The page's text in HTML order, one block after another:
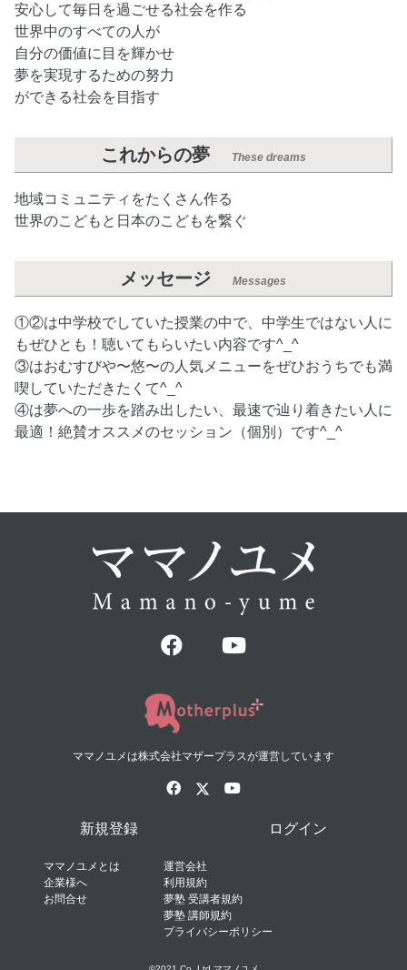
安心して毎日を過ごせる社会を作る
世界中のすべての人が
自分の価値に目を輝かせ
夢を実現するための努力
ができる社会を目指す
これからの夢 These dreams
地域コミュニティをたくさん作る
世界のこどもと日本のこどもを繋ぐ
メッセージ Messages
①②は中学校でしていた授業の中で、中学生ではない人に
もぜひとも！聴いてもらいたい内容です^_^
③はおむすびや〜悠〜の人気メニューをぜひおうちでも満
喫していただきたくて^_^
④は夢への一歩を踏み出したい、最速で辿り着きたい人に
最適！絶賛オススメのセッション（個別）です^_^
ママノユメは株式会社マザープラスが運営しています
新規登録 ログイン
ママノユメとは
企業様へ
お問合せ
運営会社
利用規約
夢塾 受講者規約
夢塾 講師規約
プライバシーポリシー